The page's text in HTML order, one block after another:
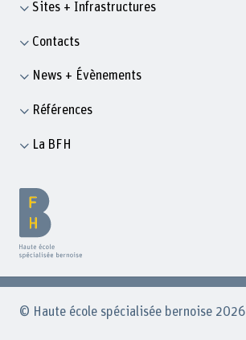
Sites + Infrastructures
Contacts
News + Évènements
Références
La BFH
© Haute école spécialisée bernoise 2026